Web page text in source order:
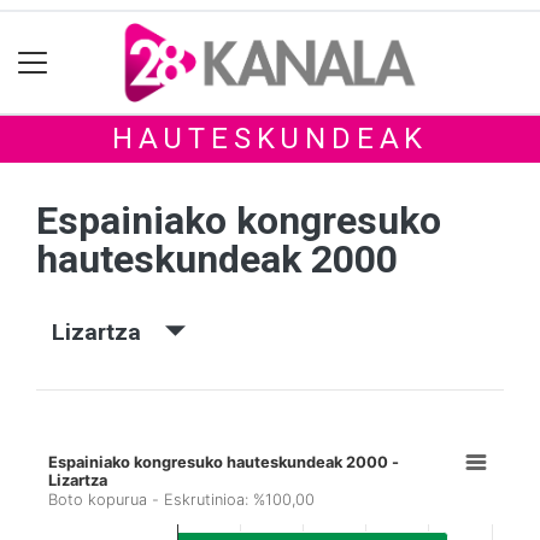
HAUTESKUNDEAK
Espainiako kongresuko
hauteskundeak 2000
Lizartza
Espainiako kongresuko hauteskundeak 2000 -
Lizartza
Boto kopurua - Eskrutinioa: %100,00